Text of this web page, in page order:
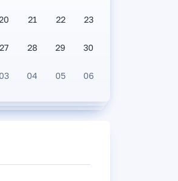
21 22 23
27 28 29 30
03 04 05 06